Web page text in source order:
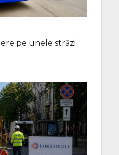
pe unele străzi